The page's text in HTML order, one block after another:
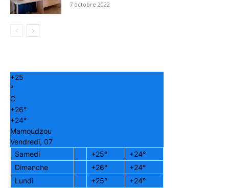
7 octobre 2022
+25
°
C
+26°
+24°
Mamoudzou
Vendredi, 07
Samedi
+25° +24°
Dimanche
+26° +24°
Lundi
+25° +24°